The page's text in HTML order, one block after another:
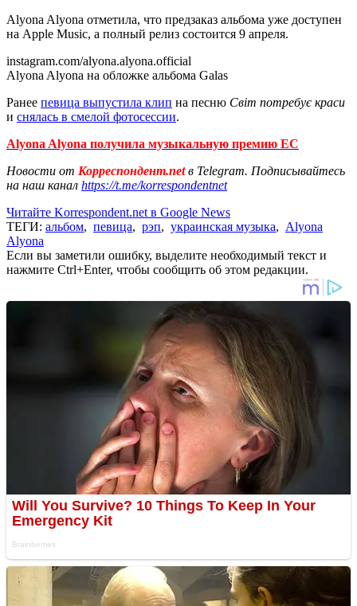
Alyona Alyona отметила, что предзаказ альбома уже доступен
на Apple Music, а полный релиз состоится 9 апреля.
instagram.com/alyona.alyona.official
Alyona Alyona на обложке альбома Galas
Ранее певица выпустила клип на песню Світ потребує краси
и снялась в смелой фотосессии.
Alyona Alyona получила музыкальную премию ЕС
Новости от Корреспондент.netв Telegram. Подписывайтесь
на наш канал https://t.me/korrespondentnet
Читайте Korrespondent.net в Google News
ТЕГИ: альбом, певица, рэп, украинская музыка, Alyona
Alyona
Если вы заметили ошибку, выделите необходимый текст и
нажмите Ctrl+Enter, чтобы сообщить об этом редакции.